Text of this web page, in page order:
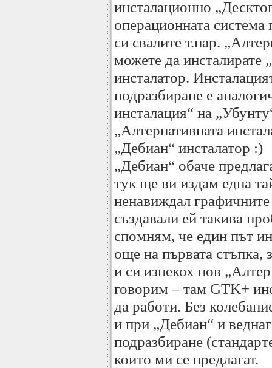
инсталационно
операционната
си свалите т.нар.
можете да инсталирате
инсталатор.
подразбиране е
инсталация“ на
„Алтернативната
„Дебиан“ инсталатор :)
„Дебиан“ обаче
тук ще ви издам една
ненавиждал
създавали ей такива
спомням, че един път
още на първата стъпка,
и си изпекох нов
говорим – там GTK+
да работи. Без
и при „Дебиан“ и
подразбиране
които ми се предлагат.